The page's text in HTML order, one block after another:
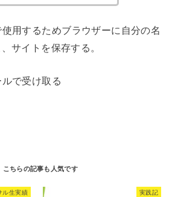
用するためブラウザーに自分の名
サイトを保存する。
で受け取る
ル生実績 実践記